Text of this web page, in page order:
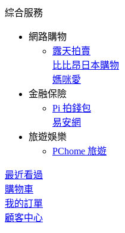
綜合服務
網路購物
露天拍賣
比比昂日本購物
媽咪愛
金融保險
Pi 拍錢包
易安網
旅遊娛樂
PChome 旅遊
最近看過
購物車
我的訂單
顧客中心